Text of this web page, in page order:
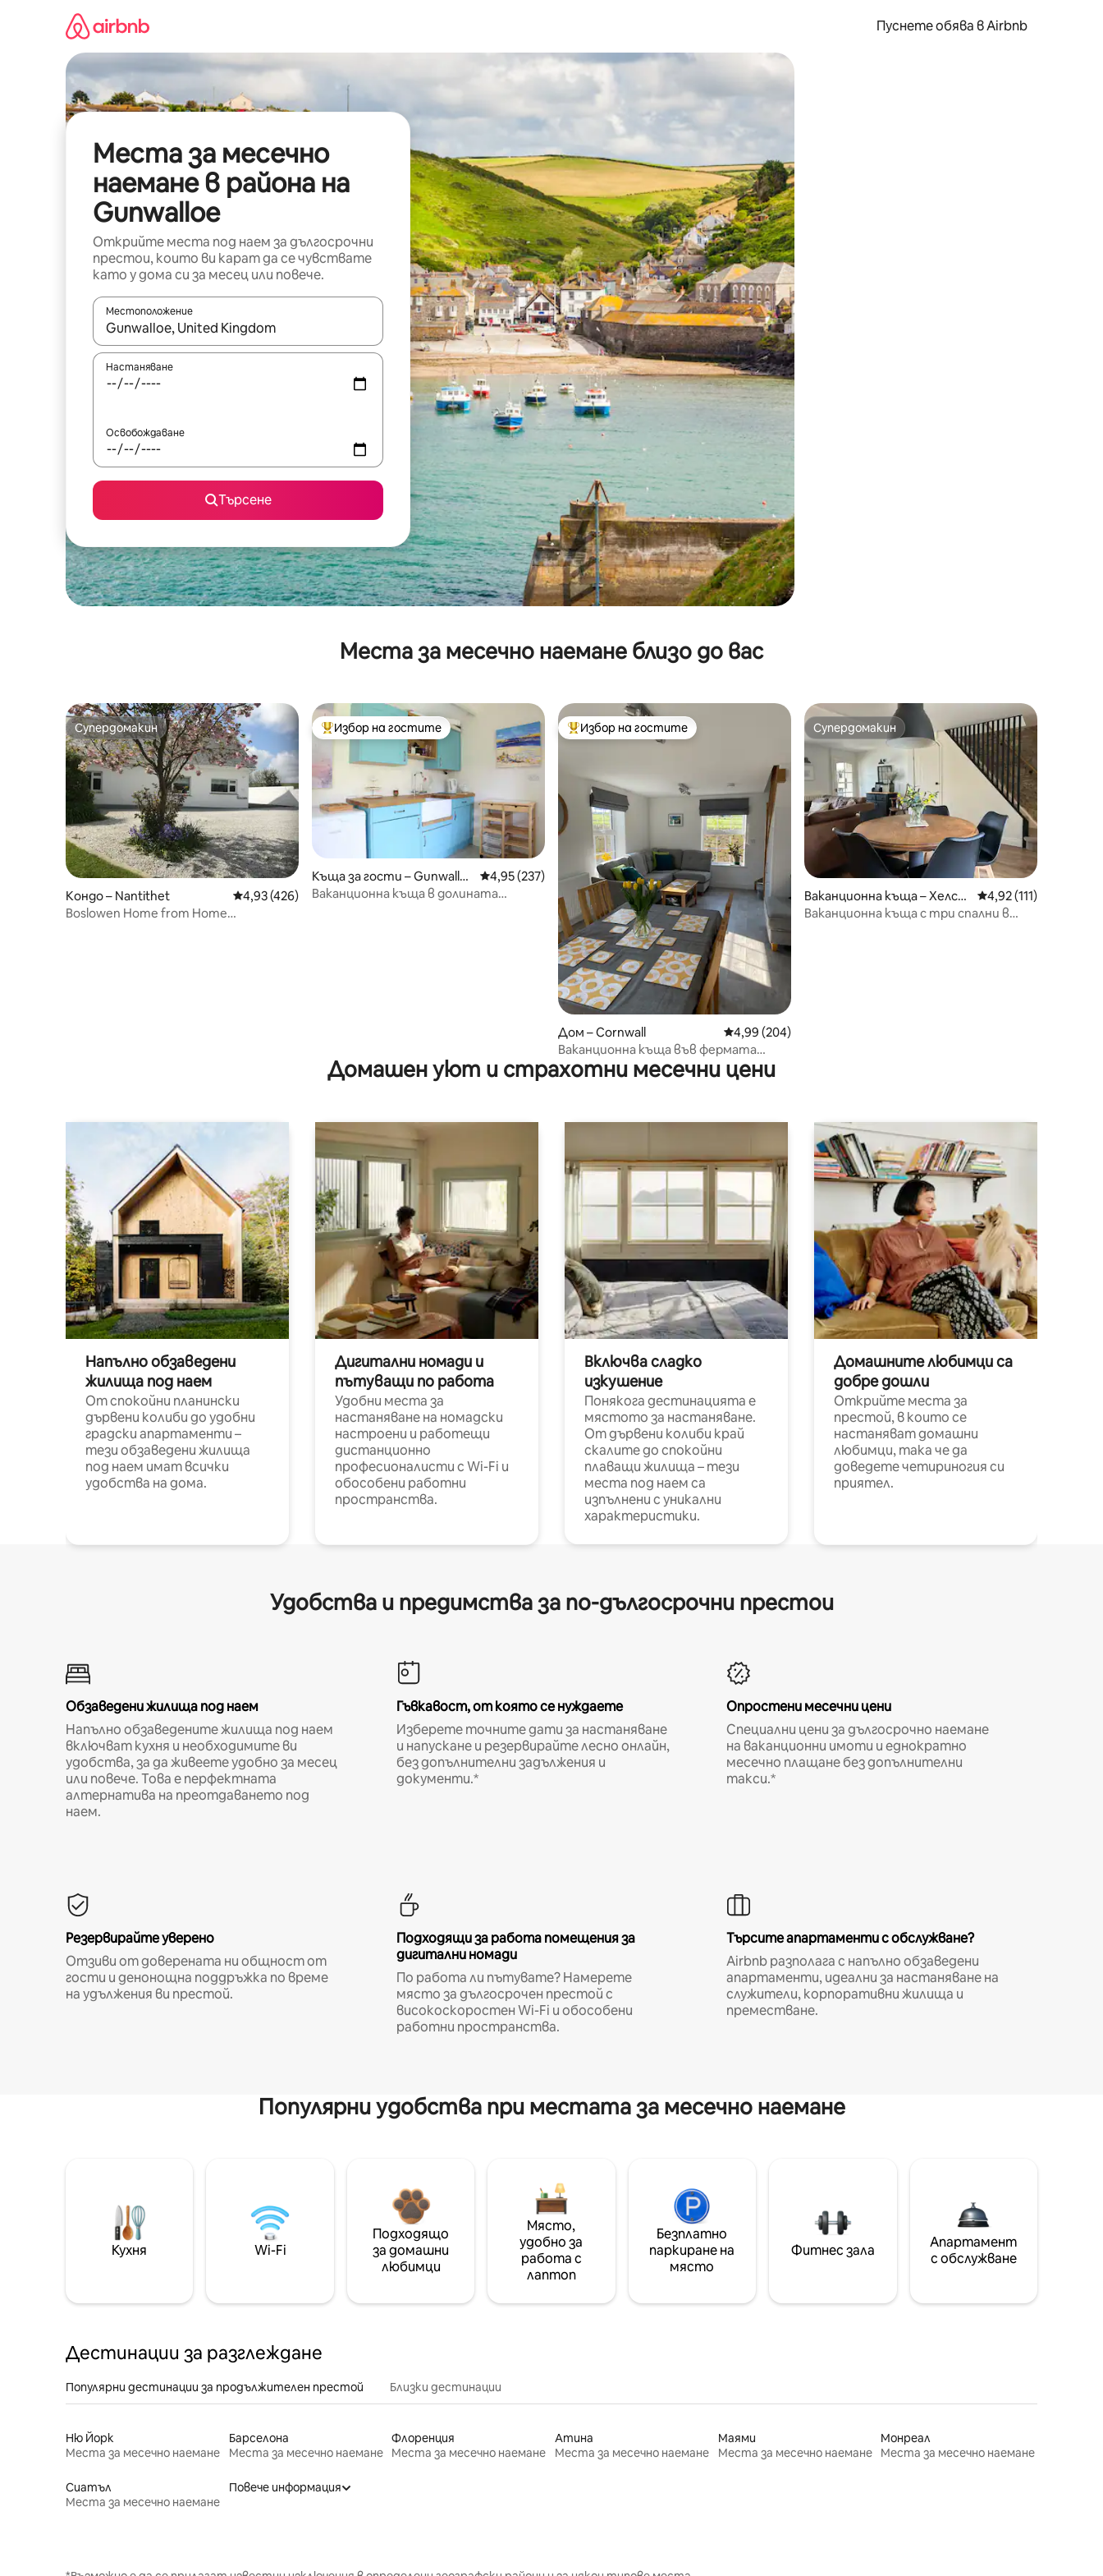
съдържанието
Пуснете обява в Airbnb
Места за месечно
наемане в района на
Gunwalloe
Открийте места под наем за дългосрочни
престои, които ви карат да се чувствате
като у дома си за месец или повече.
Местоположение
Когато резултатите се покажат, използвайте клавишите със стрелки нагоре и надолу или навигирайте с докосване или плъзгане.
Настаняване
Освобождаване
Търсене
Места за месечно наемане близо до вас
Супердомакин
Супердомакин
Кондо – Nantithet Средна оценка: 4,93 от 5, 426 отзива
4,93 (426)
Boslowen Home from Home
Най-популярен избор на гостите
Избор на гостите
Къща за гости – Gunwallo
e
Средна оценка: 4,95 от 5, 237 отзива
4,95 (237)
Ваканционна къща в долината
Най-популярен избор на гостите
Избор на гостите
Дом – Cornwall Средна оценка: 4,99 от 5, 204 отзива
4,99 (204)
Ваканционна къща във фермата
Lamarth
Супердомакин
Супердомакин
Ваканционна къща – Хелст
ън
Средна оценка: 4,92
4,92 (111)
Ваканционна къща с три спални в
Домашен уют и страхотни месечни цени
Напълно обзаведени
жилища под наем
От спокойни планински
дървени колиби до удобни
градски апартаменти –
тези обзаведени жилища
под наем имат всички
удобства на дома.
Дигитални номади и
пътуващи по работа
Удобни места за
настаняване на номадски
настроени и работещи
дистанционно
професионалисти с Wi-Fi и
обособени работни
пространства.
Включва сладко
изкушение
Понякога дестинацията е
мястото за настаняване.
От дървени колиби край
скалите до спокойни
плаващи жилища – тези
места под наем са
изпълнени с уникални
характеристики.
Домашните любимци са
добре дошли
Открийте места за
престой, в които се
настаняват домашни
любимци, така че да
доведете четириногия си
приятел.
Удобства и предимства за по-дългосрочни престои
Обзаведени жилища под наем
Напълно обзаведените жилища под наем
включват кухня и необходимите ви
удобства, за да живеете удобно за месец
или повече. Това е перфектната
алтернатива на преотдаването под
наем.
Гъвкавост, от която се нуждаете
Изберете точните дати за настаняване
и напускане и резервирайте лесно онлайн,
без допълнителни задължения и
документи.*
Опростени месечни цени
Специални цени за дългосрочно наемане
на ваканционни имоти и еднократно
месечно плащане без допълнителни
такси.*
Резервирайте уверено
Отзиви от доверената ни общност от
гости и денонощна поддръжка по време
на удължения ви престой.
Подходящи за работа помещения за
дигитални номади
По работа ли пътувате? Намерете
място за дългосрочен престой с
високоскоростен Wi-Fi и обособени
работни пространства.
Търсите апартаменти с обслужване?
Airbnb разполага с напълно обзаведени
апартаменти, идеални за настаняване на
служители, корпоративни жилища и
преместване.
Популярни удобства при местата за месечно наемане
Кухня Wi-Fi
Подходящо
за домашни
любимци
Място,
удобно за
работа с
лаптоп
Безплатно
паркиране на
място
Фитнес зала
Апартамент
с обслужване
Дестинации за разглеждане
Популярни дестинации за продължителен престой Близки дестинации
Ню Йорк
Места за месечно наемане
Барселона
Места за месечно наемане
Флоренция
Места за месечно наемане
Атина
Места за месечно наемане
Маями
Места за месечно наемане
Монреал
Места за месечно наемане
Сиатъл
Места за месечно наемане
Повече информация